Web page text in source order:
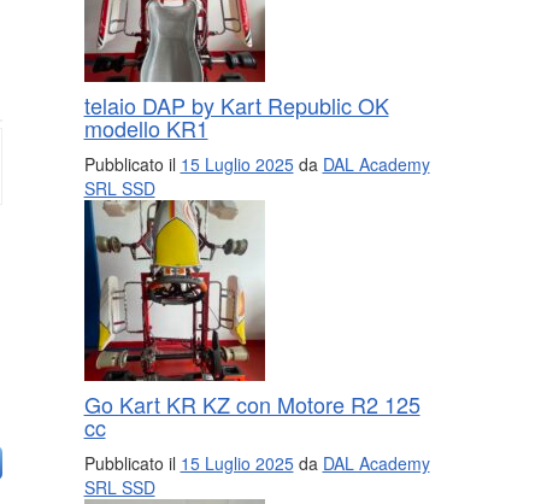
telaio DAP by Kart Republic OK
modello KR1
Pubblicato il 15 Luglio 2025da DAL Academy
SRL SSD
Go Kart KR KZ con Motore R2 125
cc
Pubblicato il 15 Luglio 2025da DAL Academy
SRL SSD